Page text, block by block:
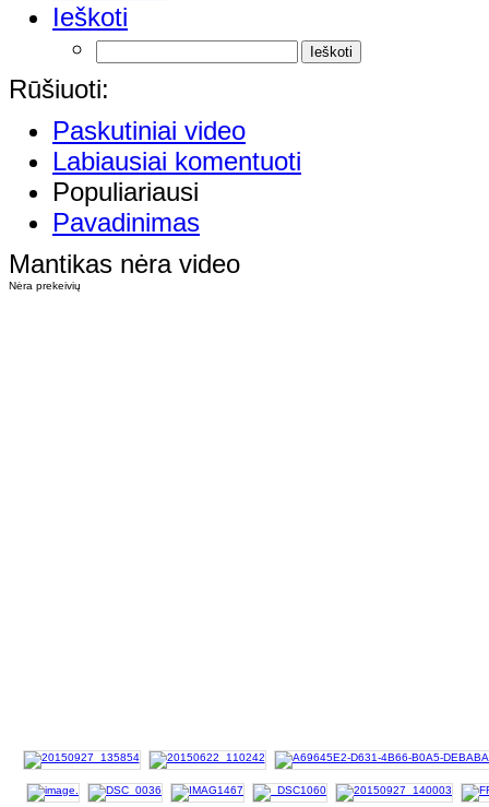
Ieškoti
Rūšiuoti:
Paskutiniai video
Labiausiai komentuoti
Populiariausi
Pavadinimas
Mantikas nėra video
Nėra prekeivių